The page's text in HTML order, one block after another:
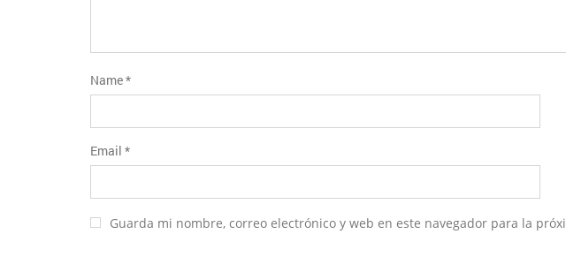
Name*
Email *
Guarda mi nombre, correo electrónico y web en este navegador para la